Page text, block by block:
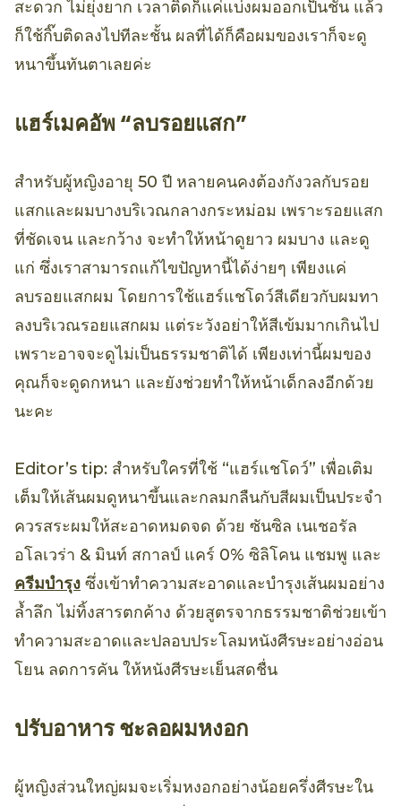
สะดวก ไม่ยุ่งยาก เวลาติดก็แค่แบ่งผมออกเป็นชั้น แล้ว
ก็ใช้กิ๊บติดลงไปทีละชั้น ผลที่ได้ก็คือผมของเราก็จะดู
หนาขึ้นทันตาเลยค่ะ
แฮร์เมคอัพ “ลบรอยแสก”
สำหรับผู้หญิงอายุ 50 ปี หลายคนคงต้องกังวลกับรอย
แสกและผมบางบริเวณกลางกระหม่อม เพราะรอยแสก
ที่ชัดเจน และกว้าง จะทำให้หน้าดูยาว ผมบาง และดู
แก่ ซึ่งเราสามารถแก้ไขปัญหานี้ได้ง่ายๆ เพียงแค่
ลบรอยแสกผม โดยการใช้แฮร์แชโดว์สีเดียวกับผมทา
ลงบริเวณรอยแสกผม แต่ระวังอย่าให้สีเข้มมากเกินไป
เพราะอาจจะดูไม่เป็นธรรมชาติได้ เพียงเท่านี้ผมของ
คุณก็จะดูดกหนา และยังช่วยทำให้หน้าเด็กลงอีกด้วย
นะคะ
Editor’s tip: สำหรับใครที่ใช้ “แฮร์แชโดว์” เพื่อเติม
เต็มให้เส้นผมดูหนาขึ้นและกลมกลืนกับสีผมเป็นประจำ
ควรสระผมให้สะอาดหมดจด ด้วย ซันซิล เนเชอรัล
อโลเวร่า & มินท์ สกาลป์ แคร์ 0% ซิลิโคน แชมพู และ
ครีมบำรุง ซึ่งเข้าทำความสะอาดและบำรุงเส้นผมอย่าง
ล้ำลึก ไม่ทิ้งสารตกค้าง ด้วยสูตรจากธรรมชาติช่วยเข้า
ทำความสะอาดและปลอบประโลมหนังศีรษะอย่างอ่อน
โยน ลดการคัน ให้หนังศีรษะเย็นสดชื่น
ปรับอาหาร ชะลอผมหงอก
ผู้หญิงส่วนใหญ่ผมจะเริ่มหงอกอย่างน้อยครึ่งศีรษะใน